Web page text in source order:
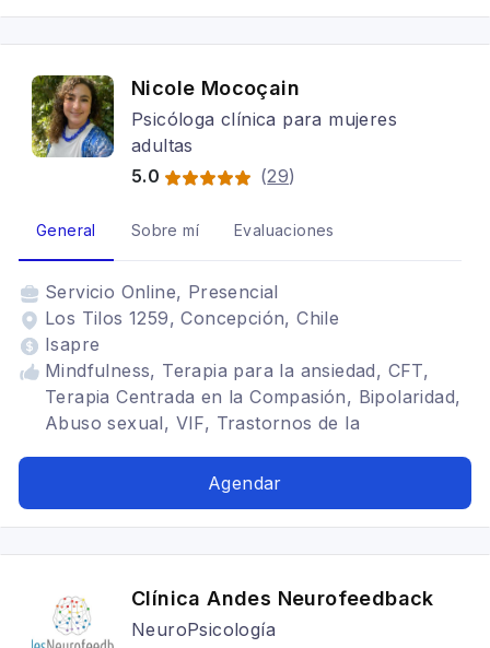
Nicole Mocoçain
Psicóloga clínica para mujeres
adultas
5.0
(29)
General Sobre mí Evaluaciones
Servicio Online, Presencial
Los Tilos 1259, Concepción, Chile
Isapre
Mindfulness, Terapia para la ansiedad, CFT,
Terapia Centrada en la Compasión, Bipolaridad,
Abuso sexual, VIF, Trastornos de la
Trastornos del ánimo, Depresión,
asistida, maternidad
Agendar
Clínica Andes Neurofeedback
NeuroPsicología